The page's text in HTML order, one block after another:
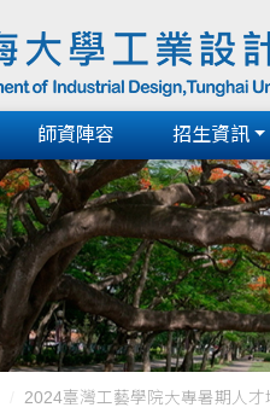
師資陣容 招生資訊
2024臺灣工藝學院大專暑期人才